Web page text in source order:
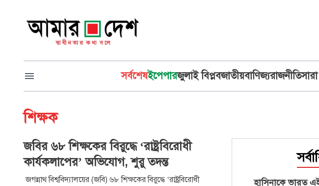
সর্বশেষইপেপারজুলাই বিপ্লবজাতীয়বাণিজ্যরাজনীতি
শিক্ষক
জবির ৬৮ শিক্ষকের বিরুদ্ধে ‘রাষ্ট্রবিরোধী
কার্যকলাপের’ অভিযোগ, শুরু তদন্ত
জগন্নাথ বিশ্ববিদ্যালয়ের (জবি) ৬৮ শিক্ষকের বিরুদ্ধে ‘রাষ্ট্রবিরোধী
হাসিনাকে ভারত